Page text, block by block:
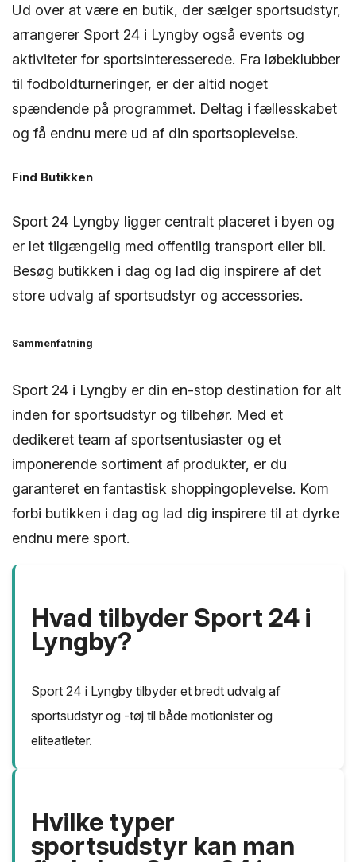
Ud over at være en butik, der sælger sportsudstyr,
arrangerer Sport 24 i Lyngby også events og
aktiviteter for sportsinteresserede. Fra løbeklubber
til fodboldturneringer, er der altid noget
spændende på programmet. Deltag i fællesskabet
og få endnu mere ud af din sportsoplevelse.
Find Butikken
Sport 24 Lyngby ligger centralt placeret i byen og
er let tilgængelig med offentlig transport eller bil.
Besøg butikken i dag og lad dig inspirere af det
store udvalg af sportsudstyr og accessories.
Sammenfatning
Sport 24 i Lyngby er din en-stop destination for alt
inden for sportsudstyr og tilbehør. Med et
dedikeret team af sportsentusiaster og et
imponerende sortiment af produkter, er du
garanteret en fantastisk shoppingoplevelse. Kom
forbi butikken i dag og lad dig inspirere til at dyrke
endnu mere sport.
Hvad tilbyder Sport 24 i
Lyngby?
Sport 24 i Lyngby tilbyder et bredt udvalg af
sportsudstyr og -tøj til både motionister og
eliteatleter.
Hvilke typer
sportsudstyr kan man